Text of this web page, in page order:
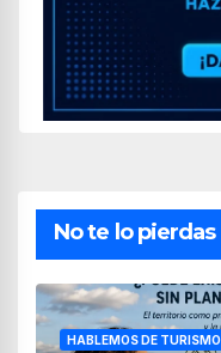
No te lo pierdas
HABLEMOS DE TURISMO